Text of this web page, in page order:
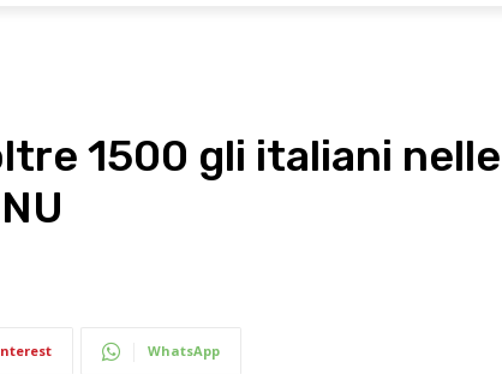
1500 gli italiani nelle
WhatsApp